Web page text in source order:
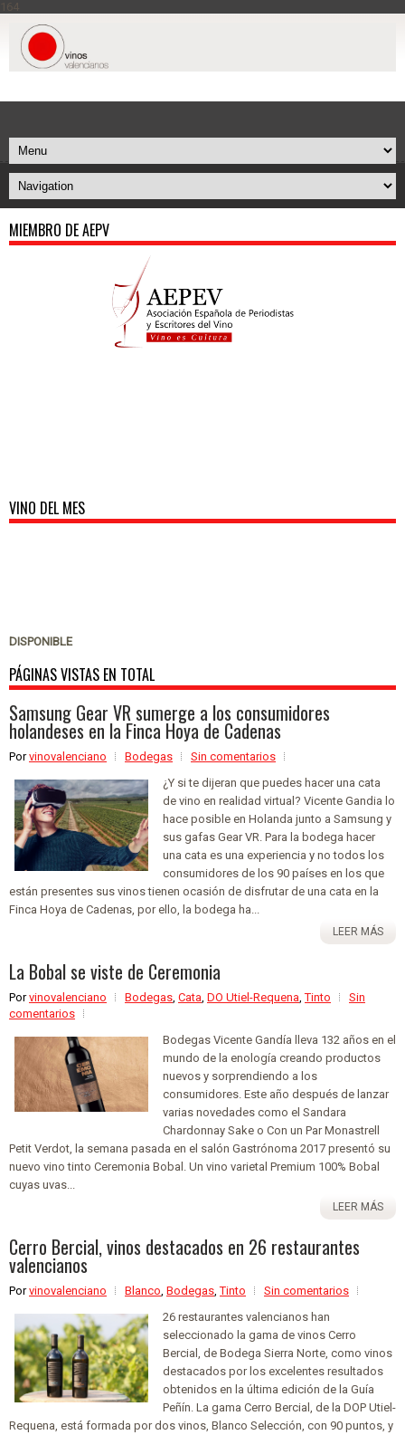
164
MIEMBRO DE AEPV
VINO DEL MES
DISPONIBLE
PÁGINAS VISTAS EN TOTAL
Samsung Gear VR sumerge a los consumidores
holandeses en la Finca Hoya de Cadenas
Porvinovalenciano Bodegas
Sin comentarios
¿Y si te dijeran que puedes hacer una cata
de vino en realidad virtual? Vicente Gandia lo
hace posible en Holanda junto a Samsung y
sus gafas Gear VR. Para la bodega hacer
una cata es una experiencia y no todos los
consumidores de los 90 países en los que
están presentes sus vinos tienen ocasión de disfrutar de una cata en la
Finca Hoya de Cadenas, por ello, la bodega ha...
LEER MÁS
La Bobal se viste de Ceremonia
Porvinovalenciano Bodegas Cata DO Utiel-Requena ,Tinto
Sin
comentarios
Bodegas Vicente Gandía lleva 132 años en el
mundo de la enología creando productos
nuevos y sorprendiendo a los
consumidores. Este año después de lanzar
varias novedades como el Sandara
Chardonnay Sake o Con un Par Monastrell
Petit Verdot, la semana pasada en el salón Gastrónoma 2017 presentó su
nuevo vino tinto Ceremonia Bobal. Un vino varietal Premium 100% Bobal
cuyas uvas...
LEER MÁS
Cerro Bercial, vinos destacados en 26 restaurantes
valencianos
Porvinovalenciano Blanco Bodegas ,Tinto
Sin comentarios
26 restaurantes valencianos han
seleccionado la gama de vinos Cerro
Bercial, de Bodega Sierra Norte, como vinos
destacados por los excelentes resultados
obtenidos en la última edición de la Guía
Peñín. La gama Cerro Bercial, de la DOP Utiel-
Requena, está formada por dos vinos, Blanco Selección, con 90 puntos, y